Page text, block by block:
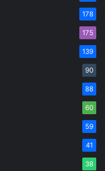
178
175
139
90
88
60
59
41
38